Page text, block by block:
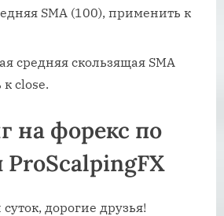
SMA (100), применить к
средняя скользящая SMA
close.
на форекс по
ProScalpingFX
дорогие друзья!